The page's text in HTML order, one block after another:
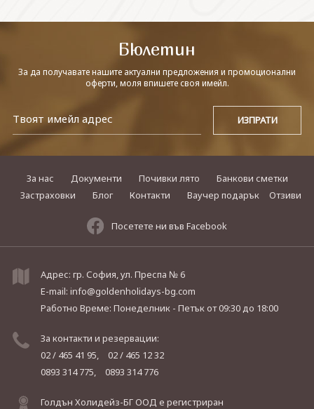
Бюлетин
За да получавате нашите актуални предложения и промоционални
оферти, моля впишете своя имейл.
За нас Документи Почивки лято
Банкови сметки
Застраховки
Блог Контакти Ваучер подарък Отзиви
Посетете ни във Facebook
Адрес: гр. София, ул. Преспа № 6
E-mail: info@goldenholidays-bg.com
Работно Време: Понеделник - Петъкот 09:30 до 18:00
За контакти и резервации:
02 / 465 41 95,
02 / 465 12 32
0893 314 775,
0893 314 776
Голдън Холидейз-БГ ООД е регистриран